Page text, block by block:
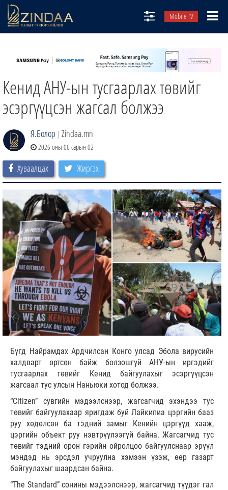
Mobile TV
ТВ8
ӨГЛӨӨНИЙ СОНИН
АУДИО ЗОХИОЛ
ЗИНДАА СЭТГҮҮЛ
Кенид АНУ-ын тусгаарлах төвийг
эсэргүүцсэн жагсал болжээ
Я.Болор | Zindaa.mn
2026 оны 06 сарын 02
Хуваалцах Жиргэх
Бүгд Найрамдах Ардчилсан Конго улсад Эбола вирусийн
халдварт өртсөн байж болзошгүй АНУ-ын иргэдийг
тусгаарлах төвийг Кенид байгуулахыг эсэргүүцсэн
жагсаал тус улсын Наньюки хотод болжээ.
“Citizen” сувгийн мэдээлснээр, жагсагчид эхэндээ тус
төвийг байгуулахаар яригдаж буй Лайкипиа цэргийн бааз
руу хөдөлсөн ба тэдний замыг Кенийн цэргүүд хааж,
цэргийн объект руу нэвтрүүлээгүй байна. Жагсагчид тус
төвийг тэдний орон гэрийн ойролцоо байгуулснаар эрүүл
мэндэд нь эрсдэл учруулна хэмээн үзэж, өөр газарт
байгуулахыг шаардсан байна.
“The Standard” сонины мэдээлснээр, жагсагчид түүдэг гал